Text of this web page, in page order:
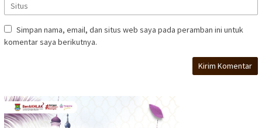
Simpan nama, email, dan situs web saya pada peramban ini untuk
komentar saya berikutnya.